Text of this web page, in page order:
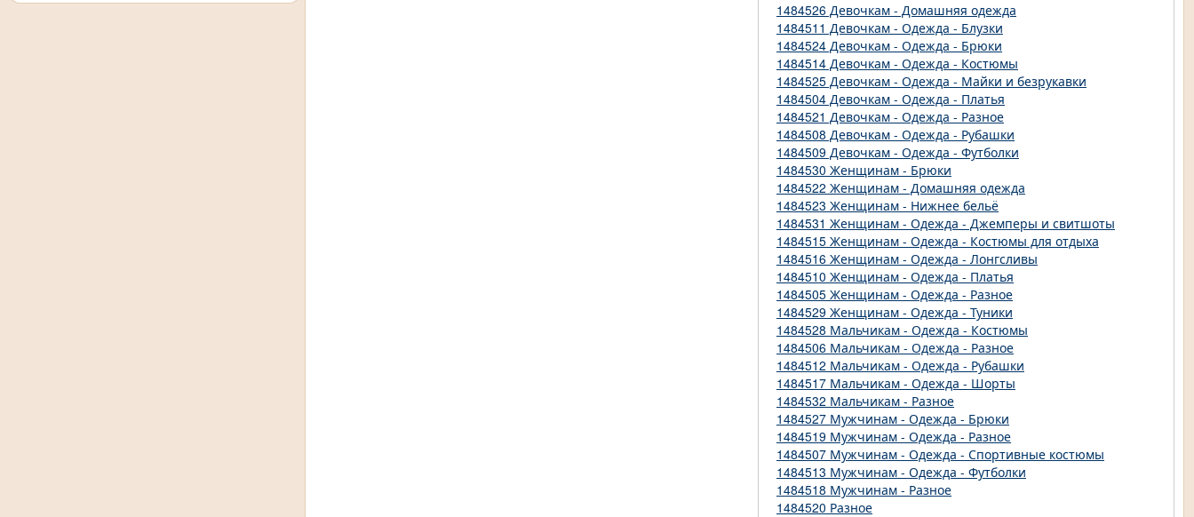
1484526 Девочкам - Домашняя одежда
1484511 Девочкам - Одежда - Блузки
1484524 Девочкам - Одежда - Брюки
1484514 Девочкам - Одежда - Костюмы
1484525 Девочкам - Одежда - Майки и безрукавки
1484504 Девочкам - Одежда - Платья
1484521 Девочкам - Одежда - Разное
1484508 Девочкам - Одежда - Рубашки
1484509 Девочкам - Одежда - Футболки
1484530 Женщинам - Брюки
1484522 Женщинам - Домашняя одежда
1484523 Женщинам - Нижнее бельё
1484531 Женщинам - Одежда - Джемперы и свитшоты
1484515 Женщинам - Одежда - Костюмы для отдыха
1484516 Женщинам - Одежда - Лонгсливы
1484510 Женщинам - Одежда - Платья
1484505 Женщинам - Одежда - Разное
1484529 Женщинам - Одежда - Туники
1484528 Мальчикам - Одежда - Костюмы
1484506 Мальчикам - Одежда - Разное
1484512 Мальчикам - Одежда - Рубашки
1484517 Мальчикам - Одежда - Шорты
1484532 Мальчикам - Разное
1484527 Мужчинам - Одежда - Брюки
1484519 Мужчинам - Одежда - Разное
1484507 Мужчинам - Одежда - Спортивные костюмы
1484513 Мужчинам - Одежда - Футболки
1484518 Мужчинам - Разное
1484520 Разное